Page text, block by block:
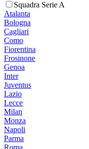
Squadra Serie A
Atalanta
Bologna
Cagliari
Como
Fiorentina
Frosinone
Genoa
Inter
Juventus
Lazio
Lecce
Milan
Monza
Napoli
Parma